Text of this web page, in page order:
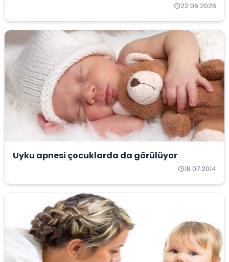
22.06.2026
Uyku apnesi çocuklarda da görülüyor
18.07.2014